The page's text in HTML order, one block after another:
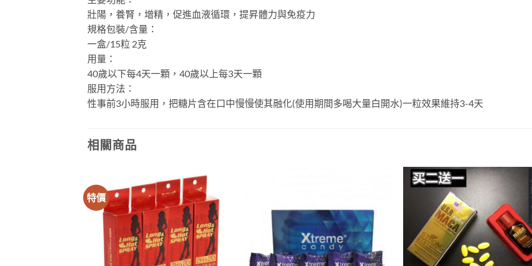
壯陽，養腎，增精，促進血液循環，提昇體力與免疫力
規格包裝/含量：
一盒/15粒 2克
用量：
40歲以下每4天一顆，40歲以上每3天一顆
服用方法：
性事前3小時服用，把糖片含在口中慢慢使其融化(使用期間多喝大量白開水)一粒效果維持3-4天
相關商品
特價